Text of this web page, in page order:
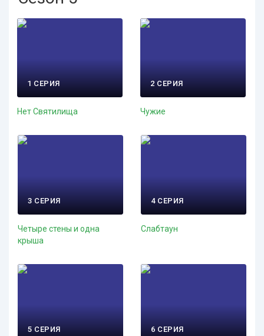
1 СЕРИЯ
Нет Святилища
2 СЕРИЯ
Чужие
3 СЕРИЯ
Четыре стены и одна
крыша
4 СЕРИЯ
Слабтаун
5 СЕРИЯ 6 СЕРИЯ